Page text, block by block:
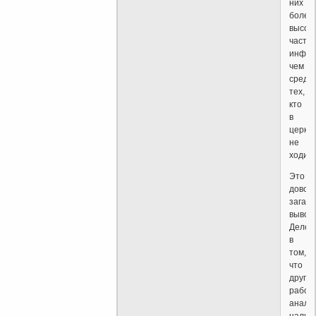
них
более
чем
среди
тех,
кто
в
не
ходил.
Это
вывод.
Дело
в
том,
что
другие